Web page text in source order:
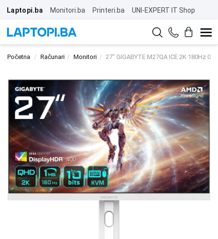
Laptopi.ba Monitori.ba Printeri.ba UNI-EXPERT IT Shop
Početna Računari Monitori 27" GIGABYTE M27QA ICE 2K 180Hz